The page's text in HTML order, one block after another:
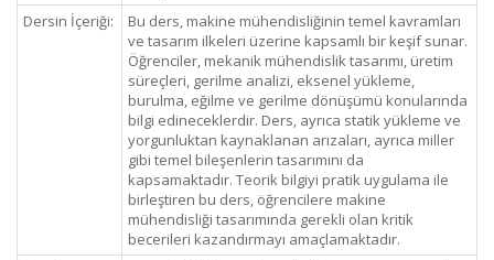
Dersin İçeriği:
Bu ders, makine mühendisliğinin temel kavramları
ve tasarım ilkeleri üzerine kapsamlı bir keşif sunar.
Öğrenciler, mekanik mühendislik tasarımı, üretim
süreçleri, gerilme analizi, eksenel yükleme,
burulma, eğilme ve gerilme dönüşümü konularında
bilgi edineceklerdir. Ders, ayrıca statik yükleme ve
yorgunluktan kaynaklanan arızaları, ayrıca miller
gibi temel bileşenlerin tasarımını da
kapsamaktadır. Teorik bilgiyi pratik uygulama ile
birleştiren bu ders, öğrencilere makine
mühendisliği tasarımında gerekli olan kritik
becerileri kazandırmayı amaçlamaktadır.